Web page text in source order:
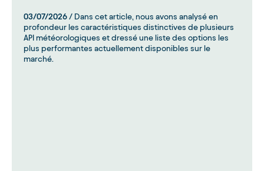
03/07/2026 / Dans cet article, nous avons analysé en
profondeur les caractéristiques distinctives de plusieurs
API météorologiques et dressé une liste des options les
plus performantes actuellement disponibles sur le
marché.